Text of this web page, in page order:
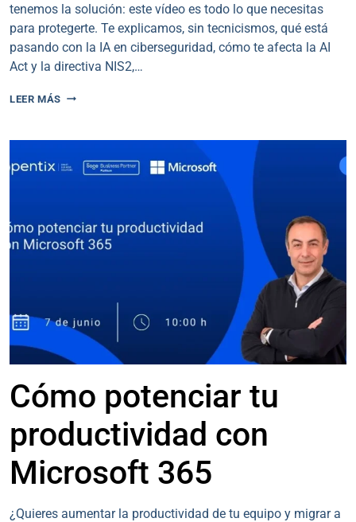
tenemos la solución: este vídeo es todo lo que necesitas
para protegerte. Te explicamos, sin tecnicismos, qué está
pasando con la IA en ciberseguridad, cómo te afecta la AI
Act y la directiva NIS2,…
LEER MÁS RIESGOS
EN
ERA
ARTIFICIAL
Cómo potenciar tu
productividad con
Microsoft 365
¿Quieres aumentar la productividad de tu equipo y migrar a